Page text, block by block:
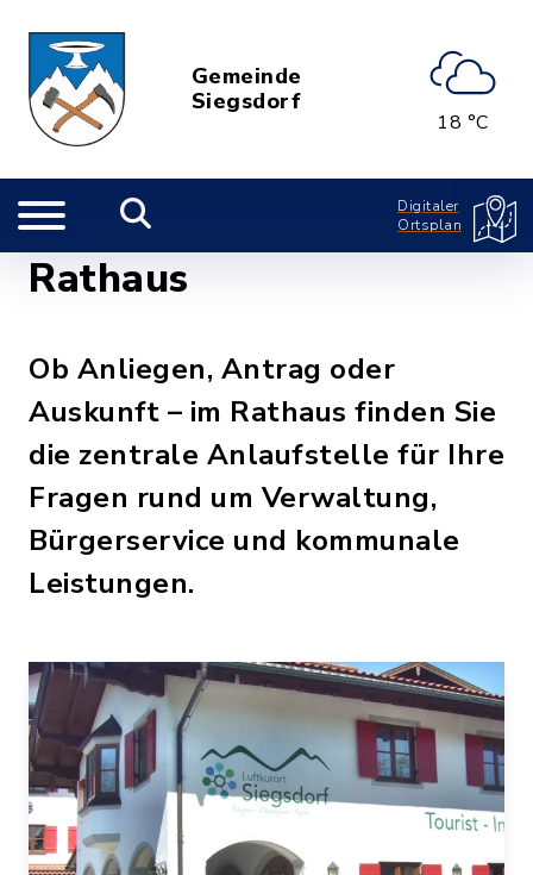
Gemeinde
Siegsdorf
18 °C
Digitaler
Ortsplan
Rathaus
Ob Anliegen, Antrag oder
Auskunft – im Rathaus finden Sie
die zentrale Anlaufstelle für Ihre
Fragen rund um Verwaltung,
Bürgerservice und kommunale
Leistungen.